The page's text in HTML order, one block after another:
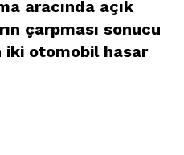
aracında açık
çarpması sonucu
iki otomobil hasar